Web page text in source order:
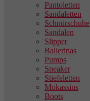
Pantoletten
Sandaletten
Schnürschuhe
Sandalen
Slipper
Ballerinas
Pumps
Sneaker
Stiefeletten
Mokassins
Boots